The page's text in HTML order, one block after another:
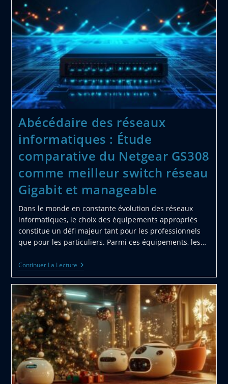
À
Saintes
Pour
Une
Sécurité
Optimale
Abécédaire des réseaux
informatiques : Étude
comparative du Netgear GS308
comme meilleur switch réseau
Gigabit et manageable
Dans le monde en constante évolution des réseaux
informatiques, le choix des équipements appropriés
constitue un défi majeur tant pour les professionnels
que pour les particuliers. Parmi ces équipements, les…
Continuer La LectureAbécédaire
Des
Informatiques
:
Étude
Comparative
Du
Netgear
GS308
Comme
Meilleur
Switch
Réseau
Gigabit